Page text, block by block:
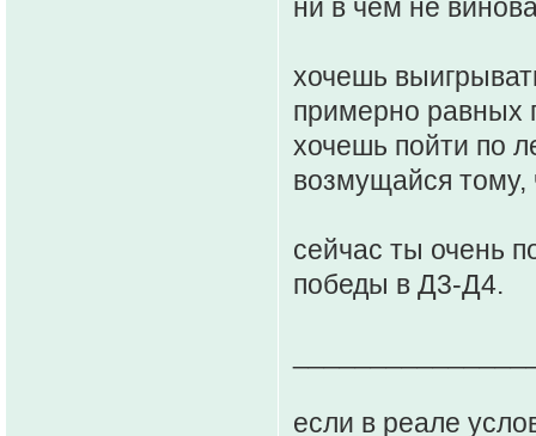
ни в чем не
хочешь
примерно равных
хочешь пойти по
возмущайся тому,
сейчас ты очень
победы в Д3-Д4.
если в реале